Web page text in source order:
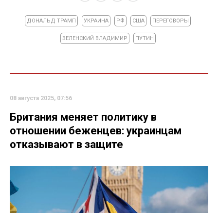
ДОНАЛЬД ТРАМП УКРАИНА РФ США ПЕРЕГОВОРЫ
ЗЕЛЕНСКИЙ ВЛАДИМИР ПУТИН
08 августа 2025, 07:56
Британия меняет политику в
отношении беженцев: украинцам
отказывают в защите